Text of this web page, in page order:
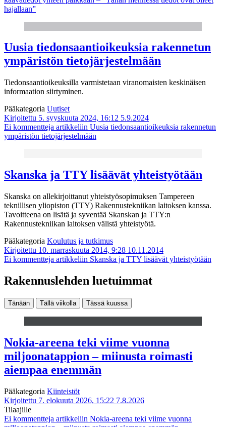
hajallaan”
Uusia tiedonsaantioikeuksia rakennetun
ympäristön tietojärjestelmään
Tiedonsaantioikeuksilla varmistetaan viranomaisten keskinäisen
informaation siirtyminen.
Pääkategoria Uutiset
Kirjoitettu 5. syyskuuta 2024, 16:12 5.9.2024
Ei kommentteja artikkeliin Uusia tiedonsaantioikeuksia rakennetun
ympäristön tietojärjestelmään
Skanska ja TTY lisäävät yhteistyötään
Skanska on allekirjoittanut yhteistyösopimuksen Tampereen
teknillisen yliopiston (TTY) Rakennustekniikan laitoksen kanssa.
Tavoitteena on lisätä ja syventää Skanskan ja TTY:n
Rakennustekniikan laitoksen välistä yhteistyötä.
Pääkategoria Koulutus ja tutkimus
Kirjoitettu 10. marraskuuta 2014, 9:28 10.11.2014
Ei kommentteja artikkeliin Skanska ja TTY lisäävät yhteistyötään
Rakennuslehden luetuimmat
Tänään Tällä viikolla Tässä kuussa
Nokia-areena teki viime vuonna
miljoonatappion – miinusta roimasti
aiempaa enemmän
Pääkategoria Kiinteistöt
Kirjoitettu 7. elokuuta 2026, 15:22 7.8.2026
Tilaajille
Ei kommentteja artikkeliin Nokia-areena teki viime vuonna